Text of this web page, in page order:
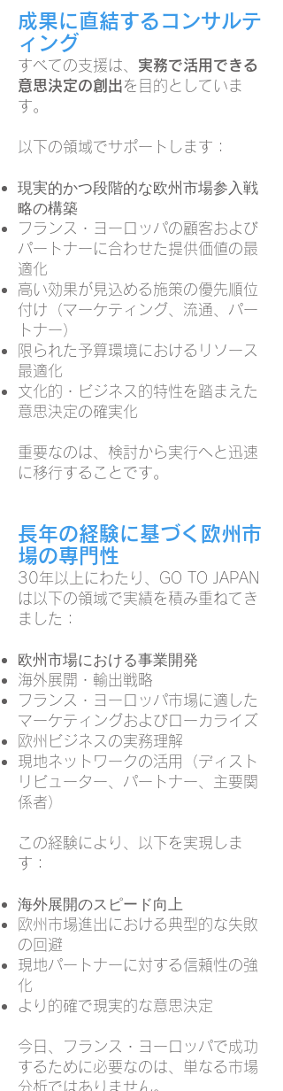
成果に直結するコンサルテ
ィング
すべての支援は、 実務で活用できる
意思決定の創出を目的としていま
す。
以下の領域でサポートします：
現実的かつ段階的な欧州市場参入戦
略の構築
フランス・ヨーロッパの顧客および
パートナーに合わせた提供価値の最
適化
高い効果が見込める施策の優先順位
付け（マーケティング、流通、パー
トナー）
限られた予算環境におけるリソース
最適化
文化的・ビジネス的特性を踏まえた
意思決定の確実化
重要なのは、検討から実行へと迅速
に移行することです。
長年の経験に基づく欧州市
場の専門性
30年以上にわたり、GO TO JAPAN
は以下の領域で実績を積み重ねてき
ました：
欧州市場における事業開発
海外展開・輸出戦略
フランス・ヨーロッパ市場に適した
マーケティングおよびローカライズ
欧州ビジネスの実務理解
現地ネットワークの活用（ディスト
リビューター、パートナー、主要関
係者）
この経験により、以下を実現しま
す：
海外展開のスピード向上
欧州市場進出における典型的な失敗
の回避
現地パートナーに対する信頼性の強
化
より的確で現実的な意思決定
今日、フランス・ヨーロッパで成功
するために必要なのは、単なる市場
分析ではありません。